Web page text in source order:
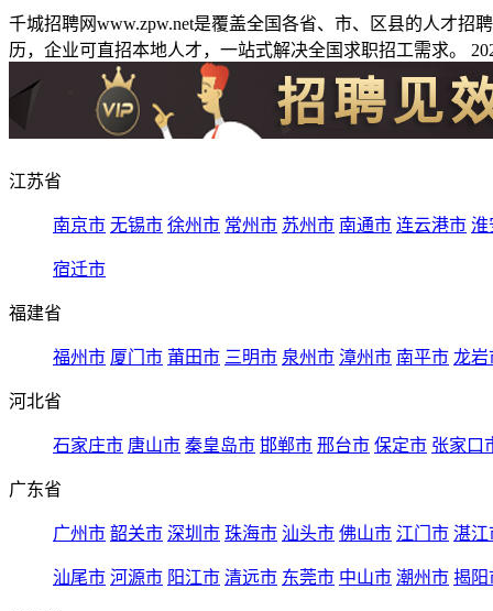
千城招聘网www.zpw.net是覆盖全国各省、市、区县的人才
历，企业可直招本地人才，一站式解决全国求职招工需求。
江苏省
南京市 无锡市 徐州市 常州市 苏州市 南通市 连云港市 淮
宿迁市
福建省
福州市 厦门市 莆田市 三明市 泉州市 漳州市 南平市 龙岩
河北省
石家庄市 唐山市 秦皇岛市 邯郸市 邢台市 保定市 张家口
广东省
广州市 韶关市 深圳市 珠海市 汕头市 佛山市 江门市 湛江
汕尾市 河源市 阳江市 清远市 东莞市 中山市 潮州市 揭阳